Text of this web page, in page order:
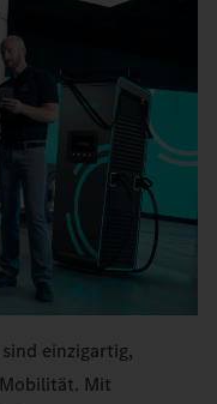
einzigartig,
Mit